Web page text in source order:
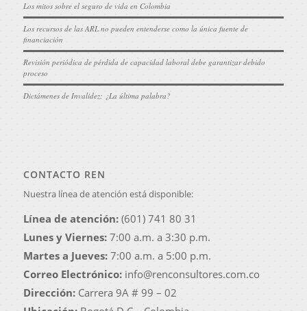
Los mitos sobre el seguro de vida en Colombia
Los recursos de las ARL no pueden entenderse como la única fuente de
financiación
Revisión periódica de pérdida de capacidad laboral debe garantizar debido
proceso
Dictámenes de Invalidez: ¿La última palabra?
CONTACTO REN
Nuestra línea de atención está disponible:
Línea de atención: (601) 741 80 31
Lunes y Viernes: 7:00 a.m. a 3:30 p.m.
Martes a Jueves: 7:00 a.m. a 5:00 p.m.
Correo Electrónico: info@renconsultores.com.co
Dirección: Carrera 9A # 99 – 02